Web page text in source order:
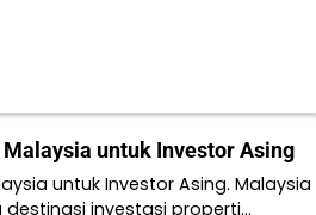
untuk Investor Asing
untuk Investor Asing. Malaysia
investasi properti…